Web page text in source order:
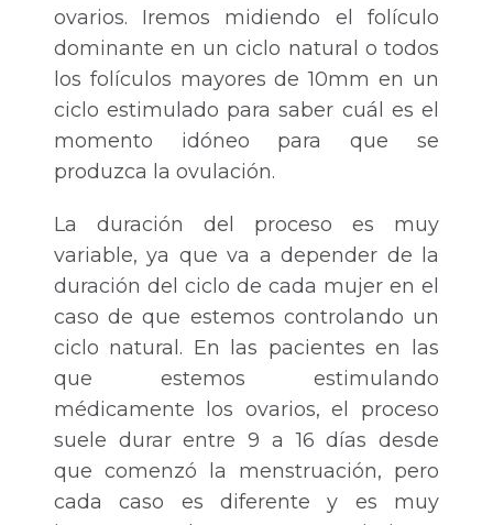
ovarios. Iremos midiendo el folículo
dominante en un ciclo natural o todos
los folículos mayores de 10mm en un
ciclo estimulado para saber cuál es el
momento idóneo para que se
produzca la ovulación.
La duración del proceso es muy
variable, ya que va a depender de la
duración del ciclo de cada mujer en el
caso de que estemos controlando un
ciclo natural. En las pacientes en las
que estemos estimulando
médicamente los ovarios, el proceso
suele durar entre 9 a 16 días desde
que comenzó la menstruación, pero
cada caso es diferente y es muy